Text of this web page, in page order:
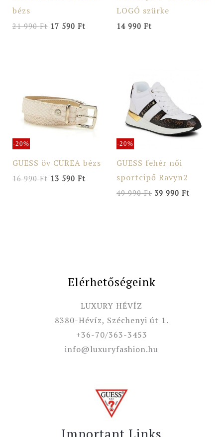
bézs
21 990Ft 17 590 Ft
LOGÓ szürke
14 990 Ft
-20%
GUESS öv CUREA bézs
16 990Ft
990 Ft.
13 590 Ft
-20%
GUESS fehér női
sportcipő Ravyn2
49 990Ft
49
990 Ft.
39 990 Ft
Elérhetőségeink
LUXURY HÉVÍZ
8380-Hévíz, Széchenyi út 1.
+36-70/363-3453
info@luxuryfashion.hu
Important Links